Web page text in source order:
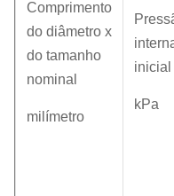
Comprimento
do diâmetro x
do tamanho
nominal
milímetro
inicial
kPa